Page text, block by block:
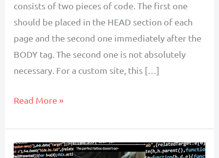
consists of two pieces of code. The first one
should be placed in the HEAD section of each
page and the second one immediately after the
BODY tag. The second one is not absolutely
necessary. For a custom site, this […]
How
Install
Google
Read More »